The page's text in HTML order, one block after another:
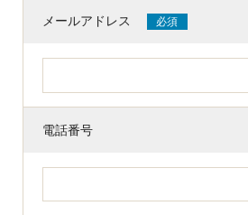
メールアドレス 必須
電話番号